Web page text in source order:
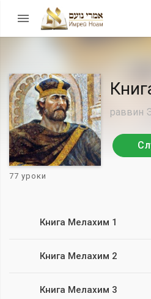
раввин
77 уроки
Книга Мелахим 1
Книга Мелахим 2
Книга Мелахим 3